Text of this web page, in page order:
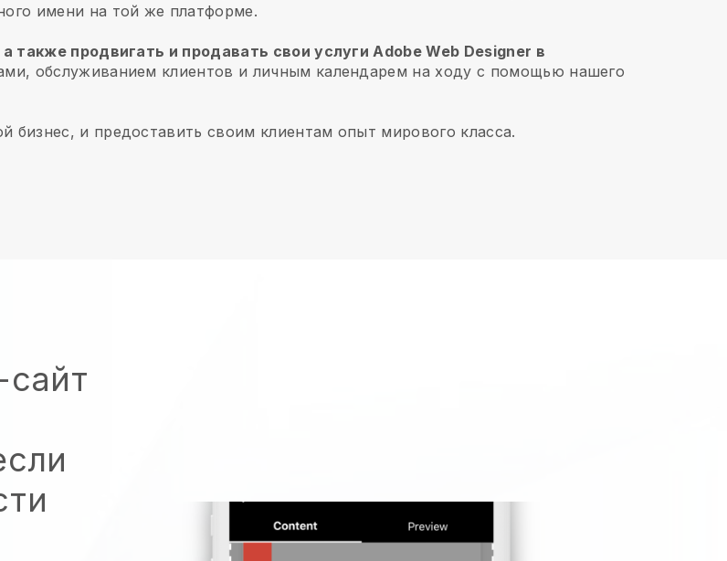
имени на той же платформе.
также продвигать и продавать свои услуги Adobe Web Designer в
обслуживанием клиентов и личным календарем на ходу с помощью нашего
бизнес, и предоставить своим клиентам опыт мирового класса.